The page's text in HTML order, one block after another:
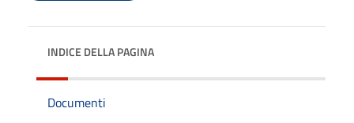
INDICE DELLA PAGINA
Documenti